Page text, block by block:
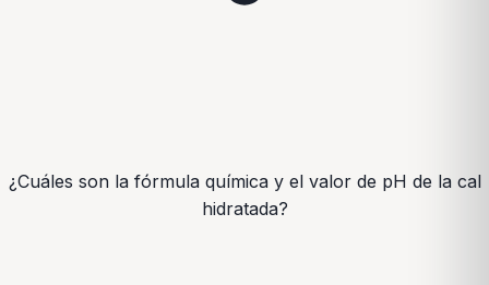
¿Cuáles son la fórmula química y el valor de pH de la cal
hidratada?